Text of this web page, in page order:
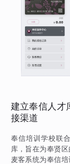
建立奉信人才
接渠道
奉信培训学校联
库，旨在为奉贤
麦客系统为奉信